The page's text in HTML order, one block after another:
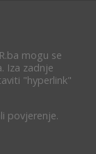
mogu se
Iza zadnje
"hyperlink"
povjerenje.